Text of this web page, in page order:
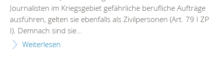
Journalisten im Kriegsgebiet gefährliche berufliche Aufträge
ausführen, gelten sie ebenfalls als Zivilpersonen (Art. 79 I ZP
I). Demnach sind sie...
Weiterlesen